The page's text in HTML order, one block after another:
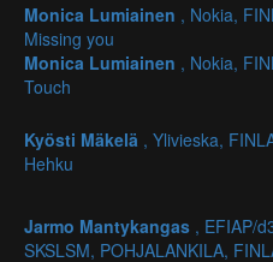
Monica Lumiainen , Nokia,
Missing you
Monica Lumiainen , Nokia,
Touch
Kyösti Mäkelä , Ylivieska,
Hehku
Jarmo Mantykangas , EFIAP/
SKSLSM, POHJALANKILA,